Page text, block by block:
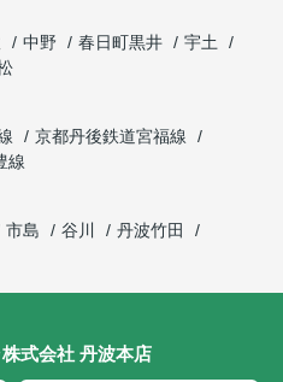
中野 春日町黒井
宇土
京都丹後鉄道宮福線
線
市島 谷川
丹波竹田
式会社 丹波本店